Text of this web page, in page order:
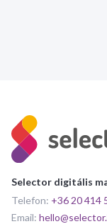
Selector digitális
Telefon: +36 20 414
Email: